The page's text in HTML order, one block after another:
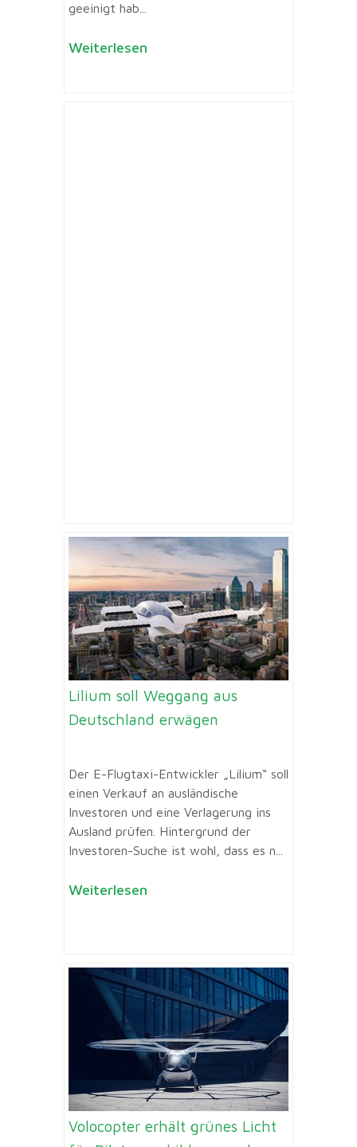
geeinigt hab...
Weiterlesen
Lilium soll Weggang aus
Deutschland erwägen
Der E-Flugtaxi-Entwickler „Lilium“ soll
einen Verkauf an ausländische
Investoren und eine Verlagerung ins
Ausland prüfen. Hintergrund der
Investoren-Suche ist wohl, dass es n...
Weiterlesen
Volocopter erhält grünes Licht